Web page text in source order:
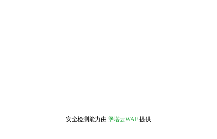
安全检测能力由 堡塔云WAF 提供